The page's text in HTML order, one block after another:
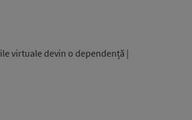
virtuale devin o dependență |